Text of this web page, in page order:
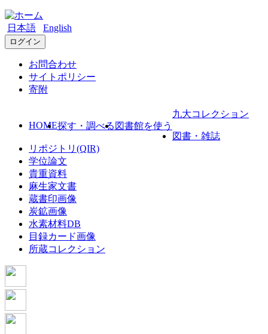
日本語 English
ログイン
お問合わせ
サイトポリシー
寄附
HOME探す・調べる 図書館を使う
九大コレクション
図書・雑誌
リポジトリ(QIR)
学位論文
貴重資料
麻生家文書
蔵書印画像
炭鉱画像
水素材料DB
目録カード画像
所蔵コレクション